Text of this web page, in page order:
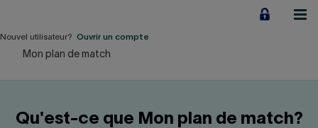
contenu
Nouvel utilisateur? Ouvrir un compte
Mon plan de match
Qu'est-ce que Mon plan de match?